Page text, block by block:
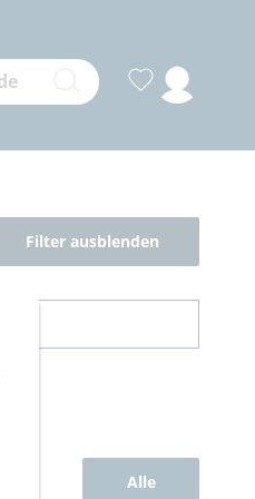
Filter ausblenden
Alle